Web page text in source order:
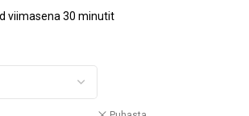
viimasena 30 minutit